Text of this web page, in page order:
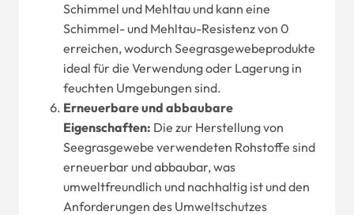
Schimmel und Mehltau und kann eine
Schimmel- und Mehltau-Resistenz von 0
erreichen, wodurch Seegrasgewebeprodukte
ideal für die Verwendung oder Lagerung in
feuchten Umgebungen sind.
Erneuerbare und abbaubare
Eigenschaften: Die zur Herstellung von
Seegrasgewebe verwendeten Rohstoffe sind
erneuerbar und abbaubar, was
umweltfreundlich und nachhaltig ist und den
Anforderungen des Umweltschutzes